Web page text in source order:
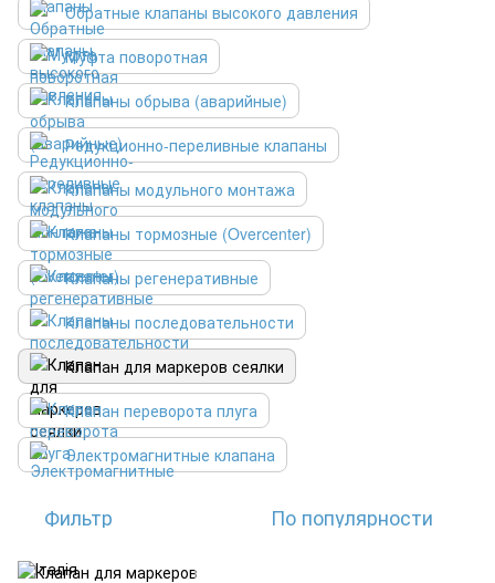
Обратные клапаны высокого давления
Муфта поворотная
Клапаны обрыва (аварийные)
Редукционно-переливные клапаны
Клапаны модульного монтажа
Клапаны тормозные (Overcenter)
Клапаны регенеративные
Клапаны последовательности
Клапан для маркеров сеялки
Клапан переворота плуга
Электромагнитные клапана
Фильтр По популярности